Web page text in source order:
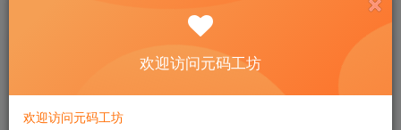
39 14
付费资源
欢迎访问元码工坊
欢迎访问元码工坊